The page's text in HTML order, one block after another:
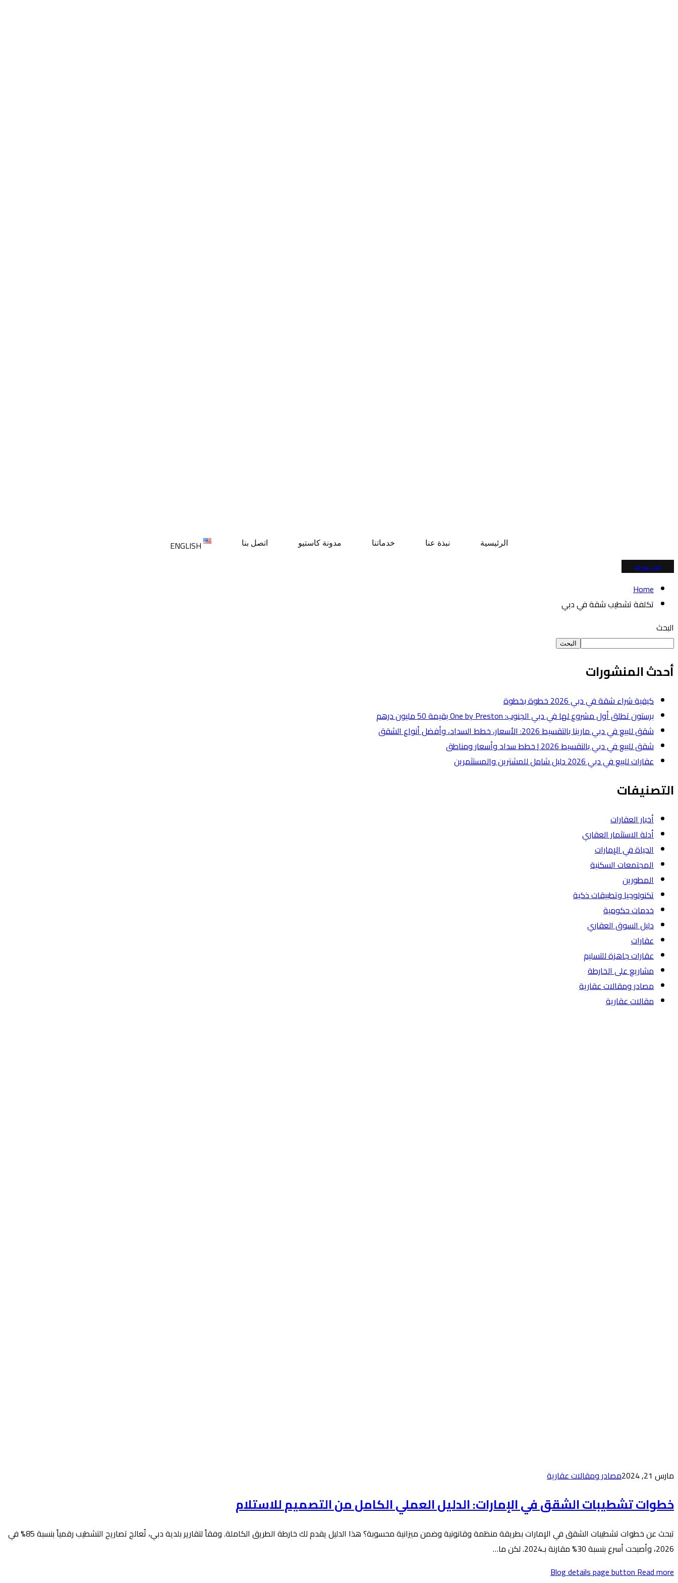
الرئيسية نبذة عنا خدماتنا مدونة كاستيو اتصل بنا ENGLISH
حدد موعد
Home
تكلفة تشطيب شقة في دبي
البحث
البحث
أحدث المنشورات
كيفية شراء شقة في دبي 2026 خطوة بخطوة
برستون تطلق أول مشروع لها في دبي الجنوب: One by Preston بقيمة 50 مليون درهم
شقق للبيع في دبي مارينا بالتقسيط 2026: الأسعار، خطط السداد، وأفضل أنواع الشقق
شقق للبيع في دبي بالتقسيط 2026 | خطط سداد وأسعار ومناطق
عقارات للبيع في دبي 2026 دليل شامل للمشترين والمستثمرين
التصنيفات
أخبار العقارات
أدلة الاستثمار العقاري
الحياة في الإمارات
المجتمعات السكنية
المطورين
تكنولوجيا وتطبيقات ذكية
خدمات حكومية
دليل السوق العقاري
عقارات
عقارات جاهزة للتسليم
مشاريع على الخارطة
مصادر ومقالات عقارية
مقالات عقارية
مارس 21, 2024 مصادر ومقالات عقارية
خطوات تشطيبات الشقق في الإمارات: الدليل العملي الكامل من التصميم للاستلام
تبحث عن خطوات تشطيبات الشقق في الإمارات بطريقة منظمة وقانونية وضمن ميزانية محسوبة؟ هذا الدليل يقدم لك خارطة الطريق الكاملة. وفقاً لتقارير بلدية دبي، تُعالج تصاريح التشطيب رقمياً بنسبة 85% في
2026، وأصبحت أسرع بنسبة 30% مقارنة بـ2024. لكن ما…
Blog details page buttonRead more